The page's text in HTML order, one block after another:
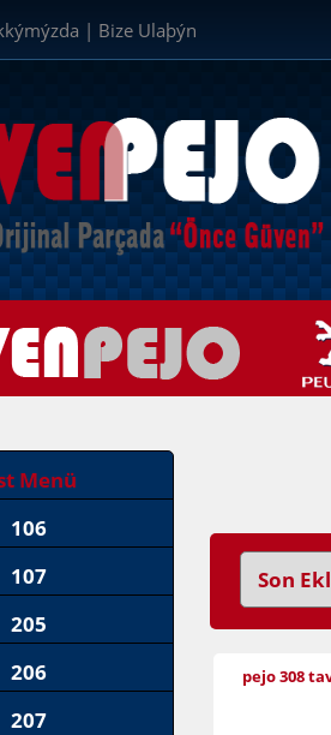
| Bize Ulaþýn
Menü
106
107
205
206
207
pejo 308